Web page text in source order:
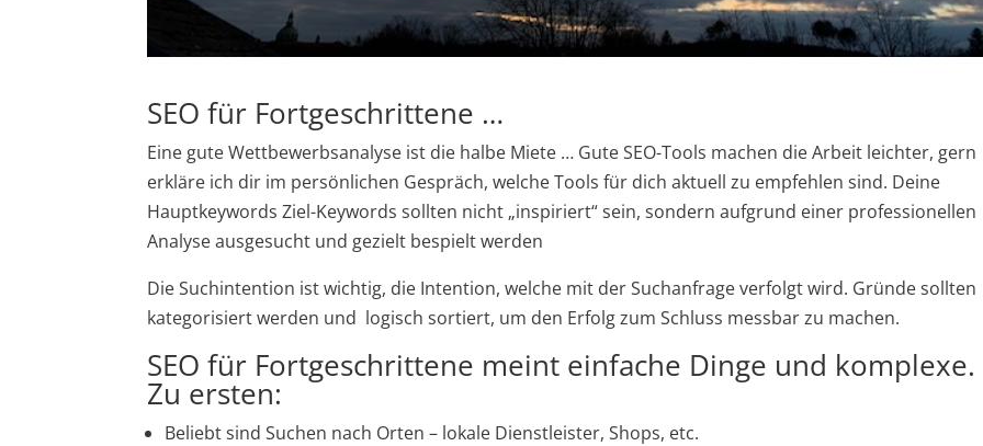
SEO für Fortgeschrittene …
Eine gute Wettbewerbsanalyse ist die halbe Miete … Gute SEO-Tools machen die Arbeit leichter, gern
erkläre ich dir im persönlichen Gespräch, welche Tools für dich aktuell zu empfehlen sind. Deine
Hauptkeywords Ziel-Keywords sollten nicht „inspiriert“ sein, sondern aufgrund einer professionellen
Analyse ausgesucht und gezielt bespielt werden
Die Suchintention ist wichtig, die Intention, welche mit der Suchanfrage verfolgt wird. Gründe sollten
kategorisiert werden und logisch sortiert, um den Erfolg zum Schluss messbar zu machen.
SEO für Fortgeschrittene meint einfache Dinge und komplexe.
Zu ersten:
Beliebt sind Suchen nach Orten – lokale Dienstleister, Shops, etc.